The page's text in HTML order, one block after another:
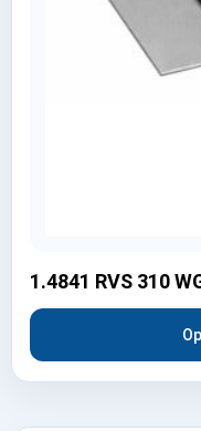
1.4841 RVS 310